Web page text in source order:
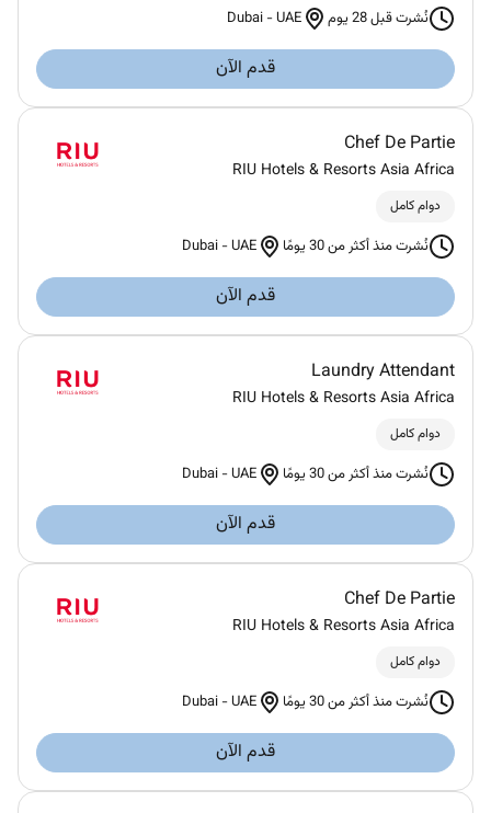
نُشرت قبل 28 يوم Dubai -UAE
قدم الآن
Chef De Partie
RIU Hotels & Resorts Asia Africa
دوام كامل
نُشرت منذ أكثر من 30 يومًا Dubai -UAE
قدم الآن
Laundry Attendant
RIU Hotels & Resorts Asia Africa
دوام كامل
نُشرت منذ أكثر من 30 يومًا Dubai -UAE
قدم الآن
Chef De Partie
RIU Hotels & Resorts Asia Africa
دوام كامل
نُشرت منذ أكثر من 30 يومًا Dubai -UAE
قدم الآن